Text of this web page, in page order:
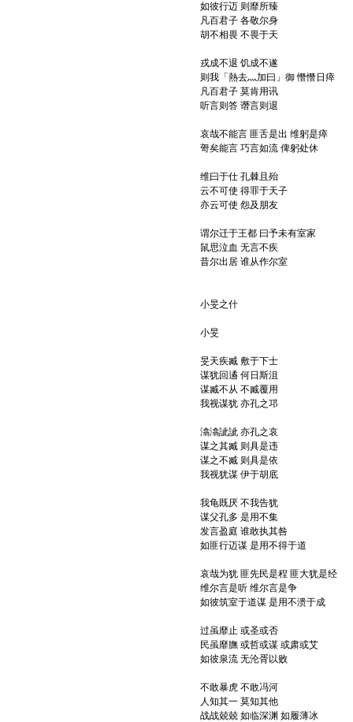
如彼行迈 则靡所臻
凡百君子 各敬尔身
胡不相畏 不畏于天
戎成不退 饥成不遂
则我「熱去灬加曰」御 憯憯日瘁
凡百君子 莫肯用讯
听言则答 谮言则退
哀哉不能言 匪舌是出 维躬是瘁
哿矣能言 巧言如流 俾躬处休
维曰于仕 孔棘且殆
云不可使 得罪于天子
亦云可使 怨及朋友
谓尔迁于王都 曰予未有室家
鼠思泣血 无言不疾
昔尔出居 谁从作尔室
小旻之什
小旻
旻天疾臧 敷于下士
谋犹回遹 何日斯沮
谋臧不从 不臧覆用
我视谋犹 亦孔之邛
潝潝訿訿 亦孔之哀
谋之其臧 则具是违
谋之不臧 则具是依
我视犹谋 伊于胡底
我龟既厌 不我告犹
谋父孔多 是用不集
发言盈庭 谁敢执其咎
如匪行迈谋 是用不得于道
哀哉为犹 匪先民是程 匪大犹是经
维尔言是听 维尔言是争
如彼筑室于道谋 是用不溃于成
过虽靡止 或圣或否
民虽靡膴 或哲或谋 或肃或艾
如彼泉流 无沦胥以败
不敢暴虎 不敢冯河
人知其一 莫知其他
战战兢兢 如临深渊 如履薄冰